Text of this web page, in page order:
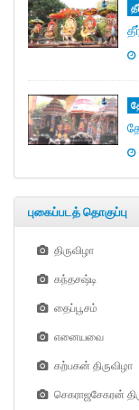
புகைப்படத் தொகுப்பு
திருவிழா
கந்தசஷ்டி
தைப்பூசம்
எனையவை
கற்பகன் திருவிழா
செகராஜசேகரன்